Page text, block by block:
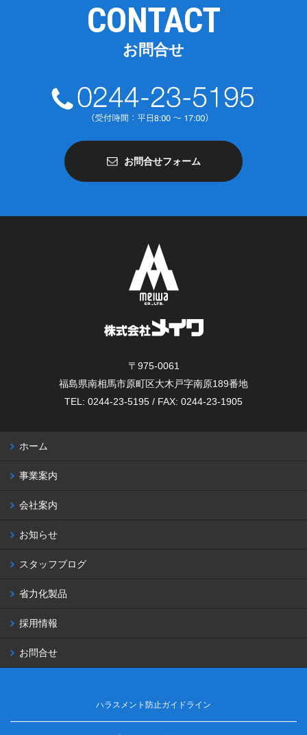
CONTACT
お問合せ
お問合せフォーム
〒975-0061
福島県南相馬市原町区大木戸字南原189番地
TEL: 0244-23-5195 / FAX: 0244-23-1905
ホーム
事業案内
会社案内
お知らせ
スタッフブログ
省力化製品
採用情報
お問合せ
ハラスメント防止ガイドライン